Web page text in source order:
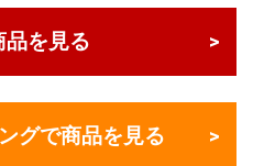
品を見る
グで商品を見る